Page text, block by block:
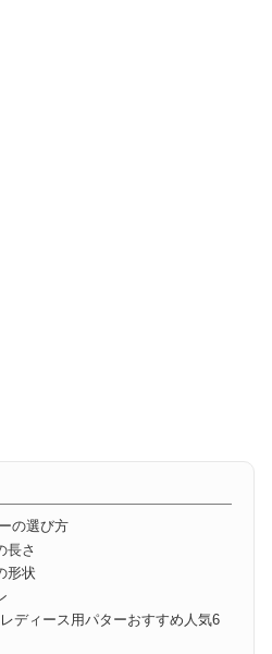
の選び方
長さ
形状
ディース用パターおすすめ人気6